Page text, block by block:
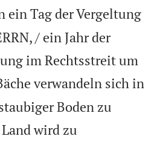
ein Tag der Vergeltung
/ ein Jahr der
im Rechtsstreit um
verwandeln sich in
Boden zu
wird zu